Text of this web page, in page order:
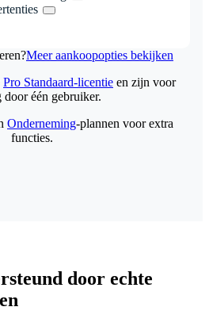
Meer aankoopopties bekijken
Pro Standaard-licentie en zijn voor
door één gebruiker.
Onderneming-plannen voor extra
functies.
door echte